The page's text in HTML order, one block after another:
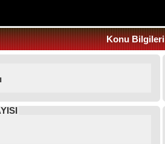
Konu Bilgileri